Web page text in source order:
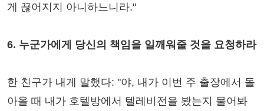
게 끊어지지 아니하느니라."
6. 누군가에게 당신의 책임을 일깨워줄 것을 요청하라
한 친구가 내게 말했다: "야, 내가 이번 주 출장에서 돌
아올 때 내가 호텔방에서 텔레비전을 봤는지 물어봐